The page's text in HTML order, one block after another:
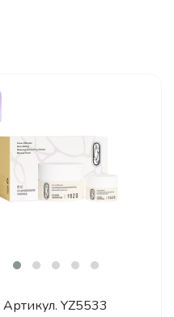
Артикул.YZ5533